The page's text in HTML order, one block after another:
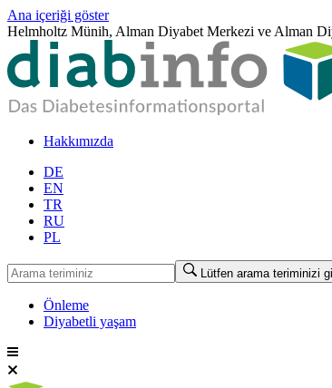
Ana içeriği göster
Helmholtz Münih, Alman Diyabet Merkezi ve Alman
Hakkımızda
DE
EN
TR
RU
PL
Lütfen arama teriminizi
Önleme
Diyabetli yaşam